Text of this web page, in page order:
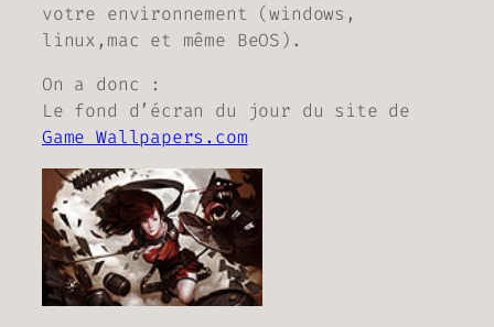
votre environnement (windows,
linux,mac et même BeOS).
On a donc :
Le fond d’écran du jour du site de
Game Wallpapers.com